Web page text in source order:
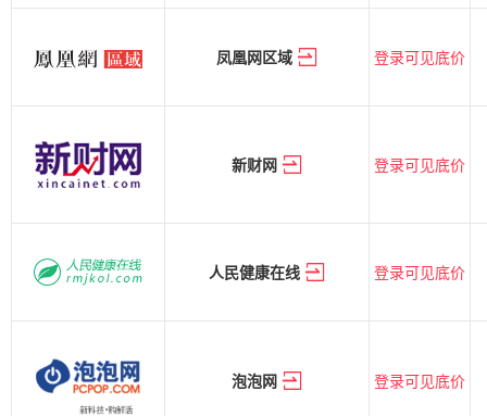
凤凰网区域 登录可见底价
新财网 登录可见底价
人民健康在线 登录可见底价
泡泡网 登录可见底价